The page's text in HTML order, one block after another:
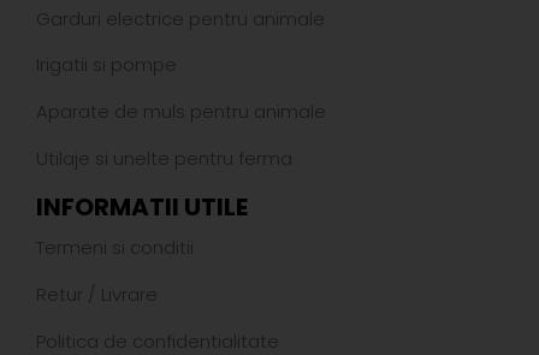
Garduri electrice pentru animale
Irigatii si pompe
Aparate de muls pentru animale
Utilaje si unelte pentru ferma
INFORMATII UTILE
Termeni si conditii
Retur / Livrare
Politica de confidentialitate